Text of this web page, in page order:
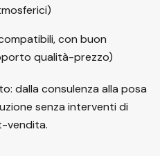
con buon
qualità-prezzo)
dalla consulenza alla posa
senza interventi di
vendita.